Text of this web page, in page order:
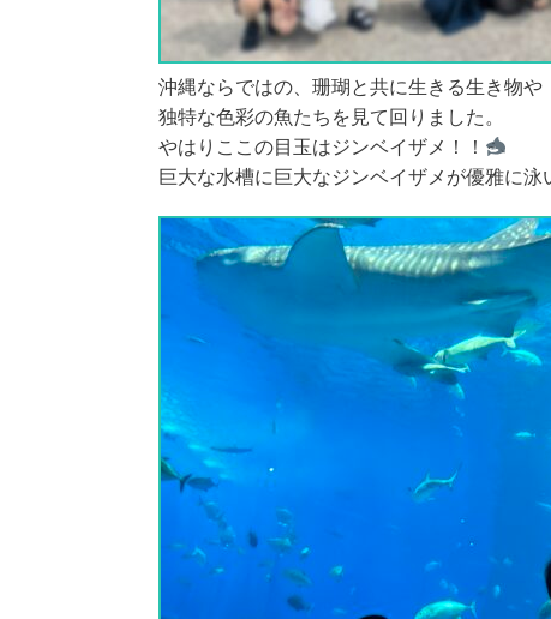
沖縄ならではの、珊瑚と共に生きる生き物や
独特な色彩の魚たちを見て回りました。
やはりここの目玉はジンベイザメ！！
巨大な水槽に巨大なジンベイザメが優雅に